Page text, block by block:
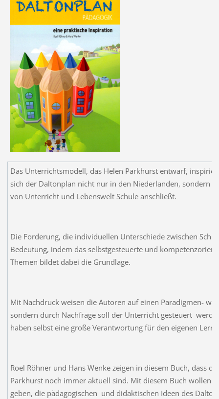
Das Unterrichtsmodell, das Helen Parkhurst entwarf,
sich der Daltonplan nicht nur in den Niederlanden, sondern
von Unterricht und Lebenswelt Schule anschließt.
Die Forderung, die individuellen Unterschiede zwischen
Bedeutung, indem das selbstgesteuerte und
Themen bildet dabei die Grundlage.
Mit Nachdruck weisen die Autoren auf einen Paradigmen-
sondern durch Nachfrage soll der Unterricht gesteuert
haben selbst eine große Verantwortung für den eigenen
Roel Röhner und Hans Wenke zeigen in diesem Buch, dass
Parkhurst noch immer aktuell sind. Mit diesem Buch wollen
geben, die pädagogischen und didaktischen Ideen des